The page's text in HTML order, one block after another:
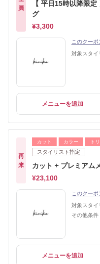
員
【 平日15時以降限
グ
¥3,300
このクー
対象スタイ
メニューを追加
再
来
カット カラー ト
スタイリスト指定
カット + プレミアム
¥23,100
このクー
対象スタイ
その他条件
メニューを追加